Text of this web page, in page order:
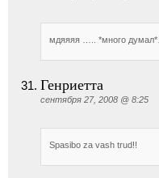
мдяяяя ….. *много
Генриетта
сентября 27, 2008 @ 8:25
Spasibo za vash trud!!